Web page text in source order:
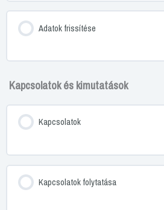
Adatok frissítése
Kapcsolatok és kimutatások
Kapcsolatok
Kapcsolatok folytatása